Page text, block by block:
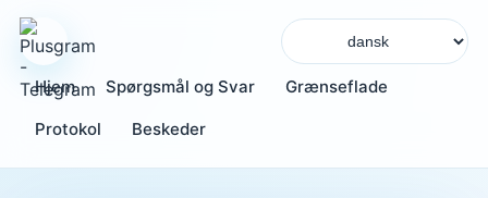
Hjem Spørgsmål og Svar Grænseflade
Protokol Beskeder